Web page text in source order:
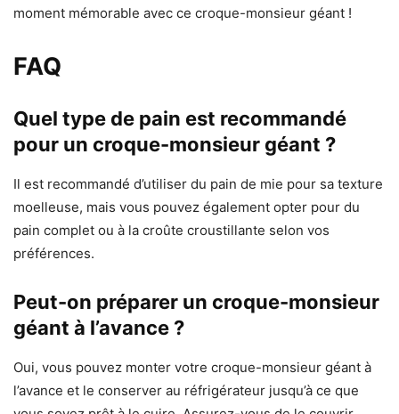
moment mémorable avec ce croque-monsieur géant !
FAQ
Quel type de pain est recommandé
pour un croque-monsieur géant ?
Il est recommandé d’utiliser du pain de mie pour sa texture
moelleuse, mais vous pouvez également opter pour du
pain complet ou à la croûte croustillante selon vos
préférences.
Peut-on préparer un croque-monsieur
géant à l’avance ?
Oui, vous pouvez monter votre croque-monsieur géant à
l’avance et le conserver au réfrigérateur jusqu’à ce que